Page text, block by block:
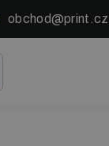
obchod@print.cz